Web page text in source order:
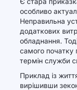
особливо
Неправильна
додаткових
обладнання.
самого початку
термін служби
Приклад із
вирішивши